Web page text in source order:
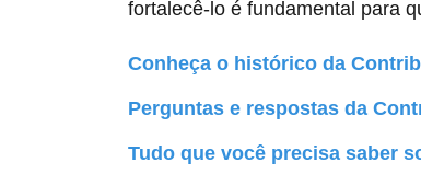
fortalecê-lo é fundamental para
Conheça o histórico da
Perguntas e respostas da
Tudo que você precisa saber